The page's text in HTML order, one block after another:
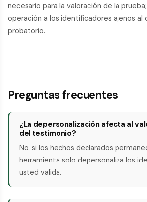
necesario para la valoración de la
operación a los identificadores ajenos al
probatorio.
Preguntas frecuentes
¿La depersonalización afecta al
del testimonio?
No, si los hechos declarados
herramienta solo depersonaliza los
usted valida.